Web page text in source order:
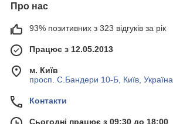
Про нас
93% позитивних з 323 відгуків за рік
Працює з 12.05.2013
м. Київ
просп. С.Бандери 10-Б, Київ, Україна
Контакти
Сьогодні працює з 09:30 до 18:00